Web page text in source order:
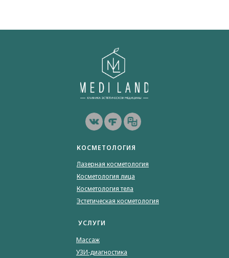
КОСМЕТОЛОГИЯ
Лазерная косметология
Косметология лица
Косметология тела
Эстетическая косметология
УСЛУГИ
Массаж
УЗИ-диагностика